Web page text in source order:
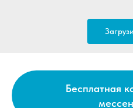
Бесплатная